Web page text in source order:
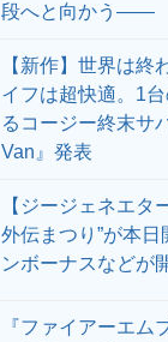
段へと向かう――
【新作】世界は終
イフは超快適。1
るコージー終末サ
Van』発表
【ジージェネエタ
外伝まつり”が本
ンボーナスなどが
『ファイアーエム